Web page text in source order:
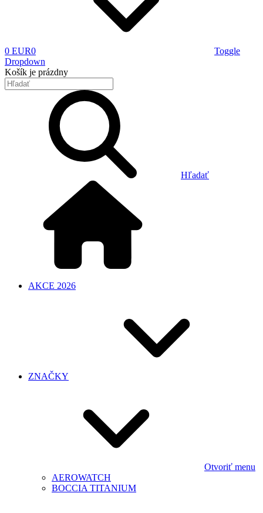
0 EUR0
Toggle
Dropdown
Košík je prázdny
Hľadať
AKCE 2026
ZNAČKY
Otvoriť menu
AEROWATCH
BOCCIA TITANIUM